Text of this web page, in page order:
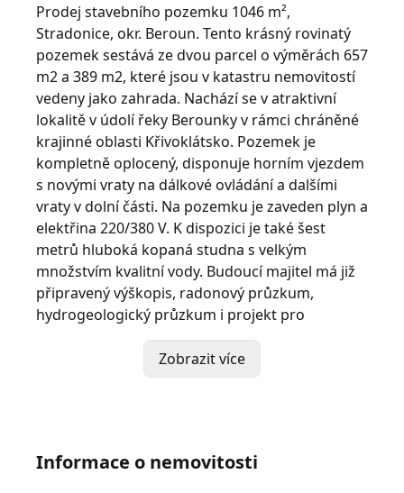
Prodej stavebního pozemku 1046 m²,
Stradonice, okr. Beroun. Tento krásný rovinatý
pozemek sestává ze dvou parcel o výměrách 657
m2 a 389 m2, které jsou v katastru nemovitostí
vedeny jako zahrada. Nachází se v atraktivní
lokalitě v údolí řeky Berounky v rámci chráněné
krajinné oblasti Křivoklátsko. Pozemek je
kompletně oplocený, disponuje horním vjezdem
s novými vraty na dálkové ovládání a dalšími
vraty v dolní části. Na pozemku je zaveden plyn a
elektřina 220/380 V. K dispozici je také šest
metrů hluboká kopaná studna s velkým
množstvím kvalitní vody. Budoucí majitel má již
připravený výškopis, radonový průzkum,
hydrogeologický průzkum i projekt pro
vybudování čistírny odpadních vod. Územní plán
zde předepisuje stavbu rodinného domu
obdélníkového půdorysu se sedlovou střechou,
podkroví .
Zobrazit více
Informace o nemovitosti